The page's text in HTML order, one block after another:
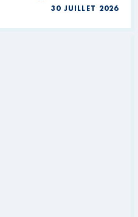
30 JUILLET 2026